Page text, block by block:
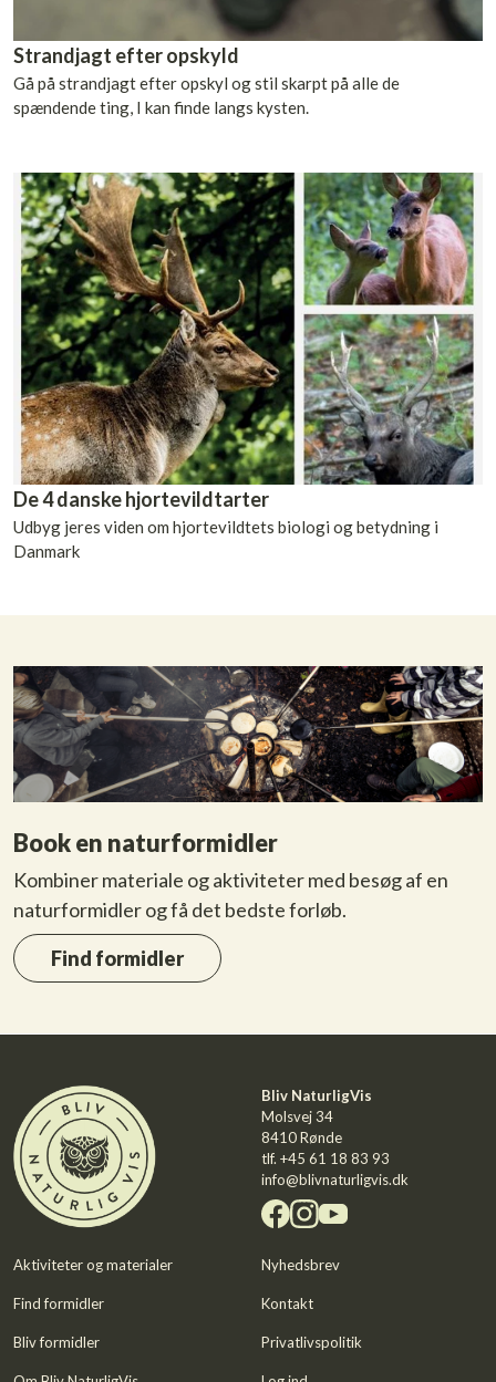
Strandjagt efter opskyld
Gå på strandjagt efter opskyl og stil skarpt på alle de
spændende ting, I kan finde langs kysten.
De 4 danske hjortevildtarter
Udbyg jeres viden om hjortevildtets biologi og betydning i
Danmark
Book en naturformidler
Kombiner materiale og aktiviteter med besøg af en
naturformidler og få det bedste forløb.
Find formidler
Bliv NaturligVis
Molsvej 34
8410 Rønde
tlf. +45 61 18 83 93
info@blivnaturligvis.dk
Aktiviteter og materialer Nyhedsbrev
Find formidler Kontakt
Bliv formidler Privatlivspolitik